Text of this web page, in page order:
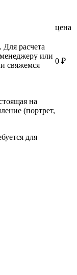
цена
Для расчета
или
свяжемся
0 ₽
на
(портрет,
для